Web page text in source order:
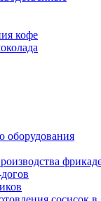
кофе
оборудования